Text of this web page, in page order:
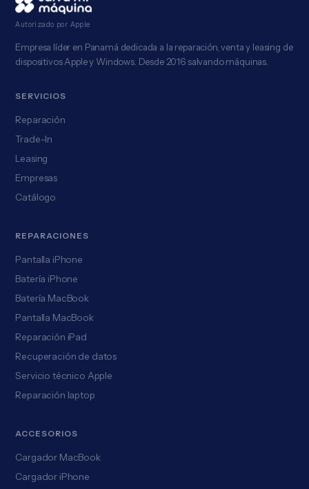
Autorizado por Apple
Empresa líder en Panamá dedicada a la reparación, venta y leasing de
dispositivos Apple y Windows. Desde 2016 salvando máquinas.
SERVICIOS
Reparación
Trade-In
Leasing
Empresas
Catálogo
REPARACIONES
Pantalla iPhone
Batería iPhone
Batería MacBook
Pantalla MacBook
Reparación iPad
Recuperación de datos
Servicio técnico Apple
Reparación laptop
ACCESORIOS
Cargador MacBook
Cargador iPhone